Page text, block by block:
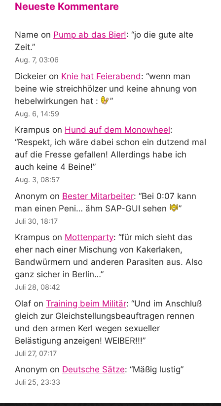
Neueste Kommentare
Name on Pump ab das Bier!: “jo die gute alte
Zeit.”
Aug. 7, 03:06
Dickeier on Knie hat Feierabend: “wenn man
beine wie streichhölzer und keine ahnung von
hebelwirkungen hat :
”
Aug. 6, 14:59
Krampus on Hund auf dem Monowheel:
“Respekt, ich wäre dabei schon ein dutzend mal
auf die Fresse gefallen! Allerdings habe ich
auch keine 4 Beine!”
Aug. 3, 08:57
Anonym on Bester Mitarbeiter: “Bei 0:07 kann
man einen Peni… ähm SAP-GUI sehen
”
Juli 30, 18:17
Krampus on Mottenparty: “für mich sieht das
eher nach einer Mischung von Kakerlaken,
Bandwürmern und anderen Parasiten aus. Also
ganz sicher in Berlin…”
Juli 28, 08:42
Olaf on Training beim Militär: “Und im Anschluß
gleich zur Gleichstellungsbeauftragen rennen
und den armen Kerl wegen sexueller
Belästigung anzeigen! WEIBER!!!”
Juli 27, 07:17
Anonym on Deutsche Sätze: “Mäßig lustig”
Juli 25, 23:33